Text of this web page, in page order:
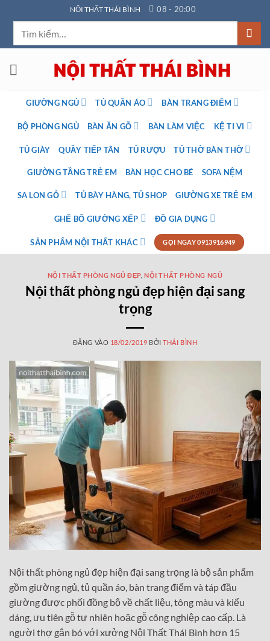
qua
dung
NỘI THẤT THÁI BÌNH 08 - 20:00
GIƯỜNG NGỦ TỦ QUẦN ÁO BÀN TRANG ĐIỂM
BỘ PHÒNG NGỦ BÀN ĂN GỖ BÀN LÀM VIỆC KỆ TI VI
TỦ GIÀY QUẦY TIẾP TÂN TỦ RƯỢU TỦ THỜ BÀN THỜ
GIƯỜNG TẦNG TRẺ EM BÀN HỌC CHO BÉ SOFA NỆM
SA LON GỖ TỦ BÀY HÀNG, TỦ SHOP GIƯỜNG XE TRẺ EM
GHẾ BỐ GIƯỜNG XẾP ĐỒ GIA DỤNG
SẢN PHẨM NỘI THẤT KHÁC GỌI NGAY 0913916949
NỘI THẤT PHÒNG NGỦ ĐẸP ,NỘI THẤT PHÒNG NGỦ
Nội thất phòng ngủ đẹp hiện đại sang
trọng
ĐĂNG VÀO 18/02/2019 BỞITHÁI BÌNH
Nội thất phòng ngủ đẹp hiện đại sang trọng là bộ sản phẩm
gồm giường ngủ, tủ quần áo, bàn trang điểm và táp đầu
giường được phối đồng bộ về chất liệu, tông màu và kiểu
dáng, ưu tiên gỗ tự nhiên hoặc gỗ công nghiệp cao cấp. Là
người thợ gắn bó với xưởng Nội Thất Thái Bình hơn 15